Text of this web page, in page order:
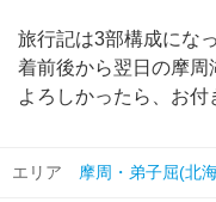
旅行記は3部構成にな
着前後から翌日の摩周
よろしかったら、お付
エリア 摩周・弟子屈(北